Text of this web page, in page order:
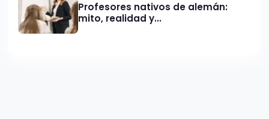
Profesores nativos de alemán:
mito, realidad y...